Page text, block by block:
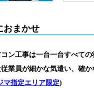
おまかせ
コン工事は一台一台すべて
業員が細かな気遣い、確か
マ指定エリア限定)